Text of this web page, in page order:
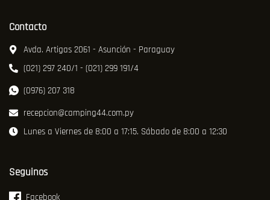
Contacto
Avda. Artigas 2061 - Asunción - Paraguay
(021) 297 240/1 - (021) 299 191/4
(0976) 207 318
recepcion@camping44.com.py
Lunes a Viernes de 8:00 a 17:15. Sábado de 8:00 a 12:30
Seguinos
Facebook